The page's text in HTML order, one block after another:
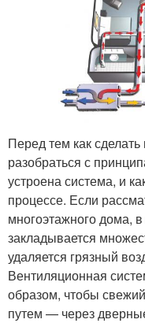
Перед тем как
разобраться с
устроена система, и
процессе. Если
многоэтажного дома,
закладывается
удаляется грязный
Вентиляционная
образом, чтобы
путем — через